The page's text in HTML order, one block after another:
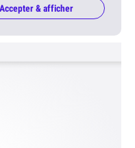
Accepter & afficher